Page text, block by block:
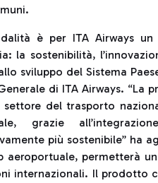
è per ITA Airways
la sostenibilità,
sviluppo del Sistema
di ITA Airways. “La
settore del trasporto
grazie
più sostenibile” ha
aeroportuale, permetterà
internazionali. Il prodotto